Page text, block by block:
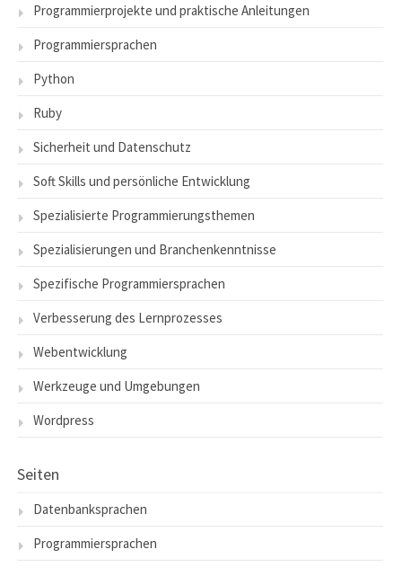
Programmierprojekte und praktische Anleitungen
Programmiersprachen
Python
Ruby
Sicherheit und Datenschutz
Soft Skills und persönliche Entwicklung
Spezialisierte Programmierungsthemen
Spezialisierungen und Branchenkenntnisse
Spezifische Programmiersprachen
Verbesserung des Lernprozesses
Webentwicklung
Werkzeuge und Umgebungen
Wordpress
Seiten
Datenbanksprachen
Programmiersprachen